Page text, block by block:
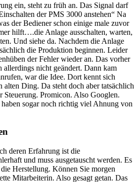
ein, steht zu früh an. Das Signal darf
der PMS 3000 anstehen“ Na
der Bediener schon einige male zuvor
hilft….die Anlage ausschalten, warten,
Und siehe da. Nachdem die Anlage
die Produktion beginnen. Leider
der Fehler wieder an. Das vorher
allerdings nicht geändert. Dann kam
war die Idee. Dort kennt sich
alten Ding. Da steht doch aber tatsächlich
Steuerung. Promicon. Also Googlen.
sogar noch richtig viel Ahnung von
deren Erfahrung ist die
und muss ausgetauscht werden. Es
Herstellung. Können Sie morgen
Mitarbeiterin. Also gesagt getan. Das